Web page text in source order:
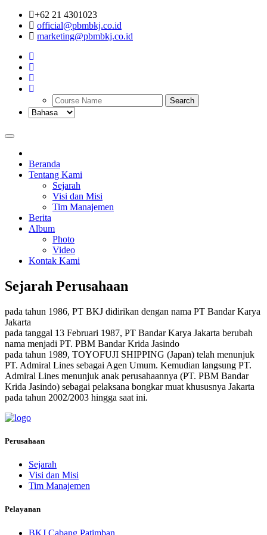
+62 21 4301023
official@pbmbkj.co.id
marketing@pbmbkj.co.id
Search
Toggle
Beranda
Tentang Kami
Sejarah
Visi dan Misi
Tim Manajemen
Berita
Album
Photo
Video
Kontak Kami
Sejarah Perusahaan
pada tahun 1986, PT BKJ didirikan dengan nama PT Bandar Karya
Jakarta
pada tanggal 13 Februari 1987, PT Bandar Karya Jakarta berubah
nama menjadi PT. PBM Bandar Krida Jasindo
pada tahun 1989, TOYOFUJI SHIPPING (Japan) telah menunjuk
PT. Admiral Lines sebagai Agen Umum. Kemudian langsung PT.
Admiral Lines menunjuk anak perusahaannya (PT. PBM Bandar
Krida Jasindo) sebagai pelaksana bongkar muat khususnya Jakarta
pada tahun 2002/2003 hingga saat ini.
Perusahaan
Sejarah
Visi dan Misi
Tim Manajemen
Pelayanan
BKJ Cabang Patimban